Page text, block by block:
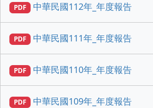
PDF 中華民國112年_年度報告
PDF 中華民國111年_年度報告
PDF 中華民國110年_年度報告
PDF 中華民國109年_年度報告